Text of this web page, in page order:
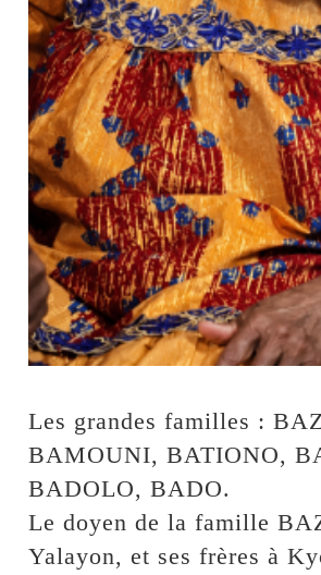
Les grandes familles :
BAMOUNI, BATIONO,
BADOLO, BADO.
Le doyen de la famille
Yalayon, et ses frères à